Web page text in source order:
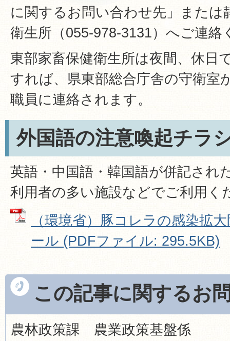
に関するお問い合わせ先」または
衛生所（055-978-3131）へご連絡
東部家畜保健衛生所は夜間、休日
すれば、県東部総合庁舎の守衛室
職員に連絡されます。
外国語の注意喚起チラ
英語・中国語・韓国語が併記され
利用者の多い施設などでご利用く
（環境省）豚コレラの感染拡
ール (PDFファイル: 295.5KB)
この記事に関するお
農林政策課 農業政策基盤係